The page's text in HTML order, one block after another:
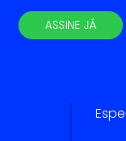
ASSINE JÁ